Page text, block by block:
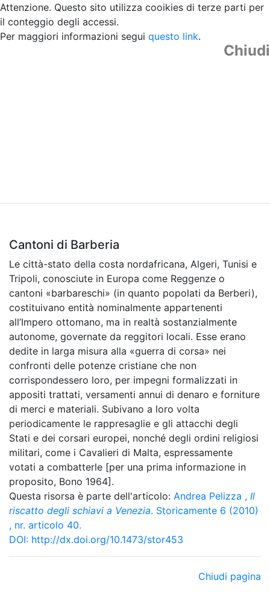
Attenzione. Questo sito utilizza cooikies di terze parti per
il conteggio degli accessi.
Per maggiori informazioni segui questo link.
Chiudi
Cantoni di Barberia
Le città-stato della costa nordafricana, Algeri, Tunisi e
Tripoli, conosciute in Europa come Reggenze o
cantoni «barbareschi» (in quanto popolati da Berberi),
costituivano entità nominalmente appartenenti
all’Impero ottomano, ma in realtà sostanzialmente
autonome, governate da reggitori locali. Esse erano
dedite in larga misura alla «guerra di corsa» nei
confronti delle potenze cristiane che non
corrispondessero loro, per impegni formalizzati in
appositi trattati, versamenti annui di denaro e forniture
di merci e materiali. Subivano a loro volta
periodicamente le rappresaglie e gli attacchi degli
Stati e dei corsari europei, nonché degli ordini religiosi
militari, come i Cavalieri di Malta, espressamente
votati a combatterle [per una prima informazione in
proposito, Bono 1964].
Questa risorsa è parte dell'articolo: Andrea Pelizza , Il
riscatto degli schiavi a Venezia. Storicamente 6 (2010)
, nr. articolo 40.
DOI: http://dx.doi.org/10.1473/stor453
Chiudi pagina